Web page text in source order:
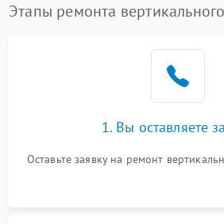
Этапы ремонта
1. Вы оставляете
Оставьте заявку на ремонт